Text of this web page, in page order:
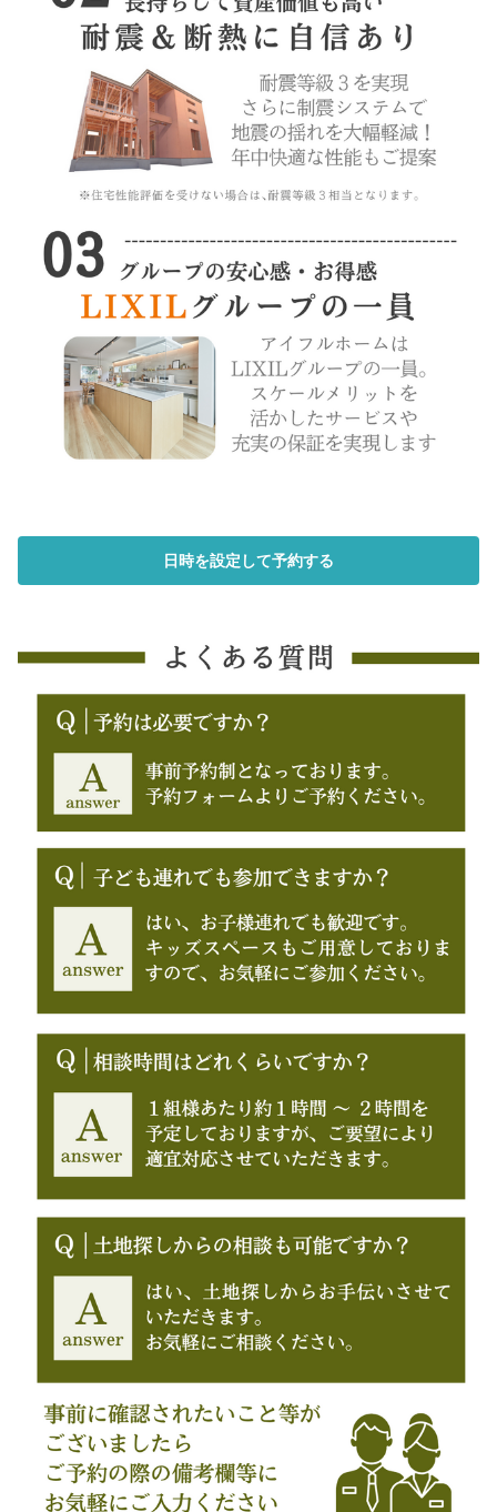
日時を設定して予約する